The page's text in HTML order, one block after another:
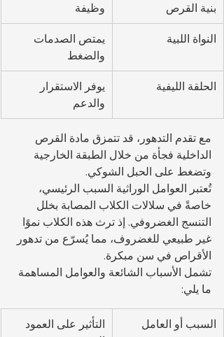
بنية القرص وظيفة
النواة اللبية
يمتص الصدمات
والضغط
الحلقة الليفية
يوفر الاستقرار
والدعم
مع تقدم التدهور، قد تتمزق مادة القرص
الداخلية فجأة من خلال الطبقة الخارجية
وتضغط على الحبل الشوكي.
تُعتبر العوامل الوراثية السبب الرئيسي،
خاصةً في سلالات الكلاب المصابة بخلل
التنسج الغضروفي. إذ ترث هذه الكلاب نموًا
غير طبيعي للغضروف، مما يُسرّع من تدهور
الأقراص في سن مبكرة.
تشمل الأسباب الشائعة والعوامل المساهمة
ما يلي:
السبب أو العامل
التأثير على العمود